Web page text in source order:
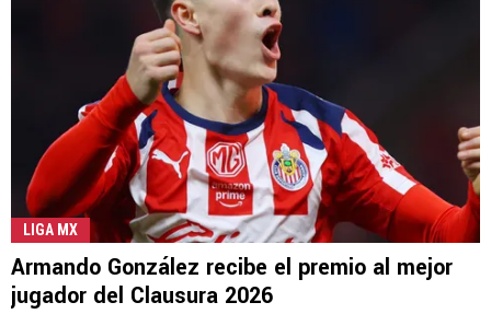
LIGA MX
Armando González recibe el premio al mejor
jugador del Clausura 2026